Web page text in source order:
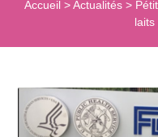
Accueil>Actualités>